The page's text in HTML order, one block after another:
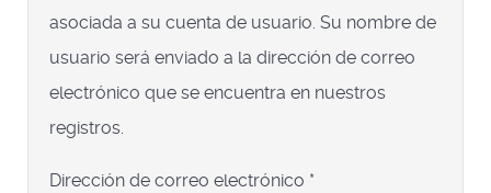
asociada a su cuenta de usuario. Su nombre de
usuario será enviado a la dirección de correo
electrónico que se encuentra en nuestros
registros.
Dirección de correo electrónico *